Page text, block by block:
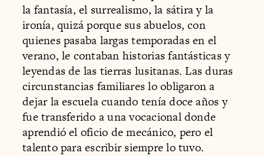
la fantasía, el surrealismo, la sátira y la
ironía, quizá porque sus abuelos, con
quienes pasaba largas temporadas en el
verano, le contaban historias fantásticas y
leyendas de las tierras lusitanas. Las duras
circunstancias familiares lo obligaron a
dejar la escuela cuando tenía doce años y
fue transferido a una vocacional donde
aprendió el oficio de mecánico, pero el
talento para escribir siempre lo tuvo.